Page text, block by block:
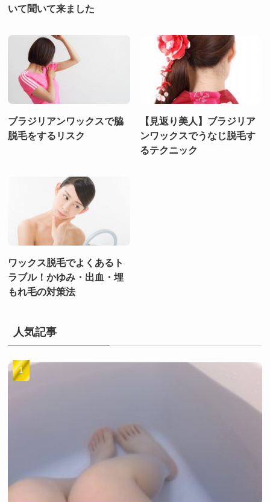
いて聞いて来ました
ブラジリアンワックスで脇
脱毛をするリスク
【見返り美人】ブラジリア
ンワックスでうなじ脱毛す
るテクニック
ワックス脱毛でよくあるト
ラブル！かゆみ・出血・埋
もれ毛の対策法
人気記事